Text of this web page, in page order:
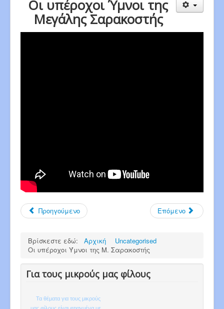
Οι υπέροχοι Ύμνοι της
Μεγάλης Σαρακοστής
Προηγούμενο Επόμενο
Βρίσκεστε εδώ: Αρχική
Uncategorised
Οι υπέροχοι Ύμνοι της Μ. Σαρακοστής
Για τους μικρούς μας φίλους
Τα θέματα για τους μικρούς